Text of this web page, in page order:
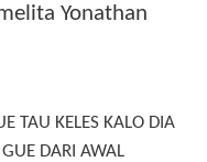
Yonathan
TAU KELES KALO DIA
DARI AWAL